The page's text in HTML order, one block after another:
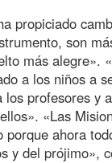
propiciado
son
más alegre».
a los niños a
profesores y
«Las
ahora
y del prójimo»,